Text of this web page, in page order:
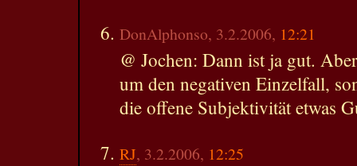
DonAlphonso, 3.2.2006, 12:21
@ Jochen: Dann ist ja gut.
um den negativen Einzelfall,
die offene Subjektivität etwas
RJ, 3.2.2006, 12:25